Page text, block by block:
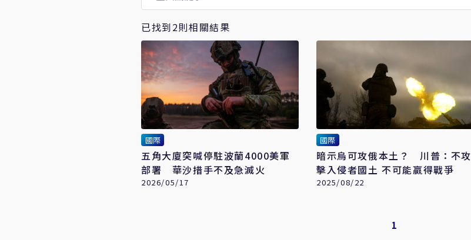
已找到2則相關結果
國際
五角大廈突喊停駐波蘭4000美軍
部署 華沙措手不及急滅火
2026/05/17
國際
暗示烏可攻俄本土？ 川普：不攻
擊入侵者國土 不可能贏得戰爭
2025/08/22
1